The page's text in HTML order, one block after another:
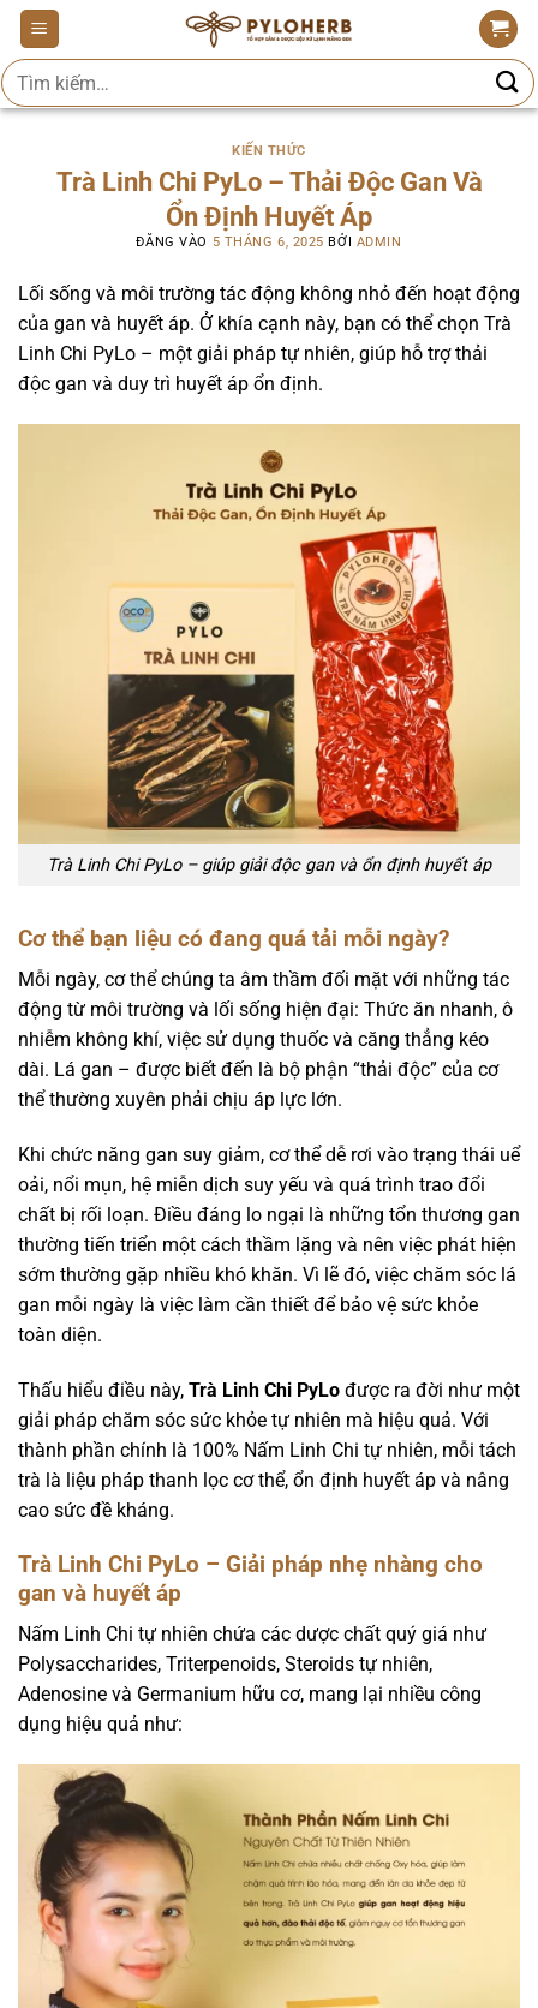
Bỏ
qua
nội
dung
Tìm
kiếm:
KIẾN THỨC
Trà Linh Chi PyLo – Thải Độc Gan Và
Ổn Định Huyết Áp
ĐĂNG VÀO 5 THÁNG 6, 2025 BỞI ADMIN
Lối sống và môi trường tác động không nhỏ đến hoạt động
của gan và huyết áp. Ở khía cạnh này, bạn có thể chọn Trà
Linh Chi PyLo – một giải pháp tự nhiên, giúp hỗ trợ thải
độc gan và duy trì huyết áp ổn định.
Trà Linh Chi PyLo – giúp giải độc gan và ổn định huyết áp
Cơ thể bạn liệu có đang quá tải mỗi ngày?
Mỗi ngày, cơ thể chúng ta âm thầm đối mặt với những tác
động từ môi trường và lối sống hiện đại: Thức ăn nhanh, ô
nhiễm không khí, việc sử dụng thuốc và căng thẳng kéo
dài. Lá gan – được biết đến là bộ phận “thải độc” của cơ
thể thường xuyên phải chịu áp lực lớn.
Khi chức năng gan suy giảm, cơ thể dễ rơi vào trạng thái uể
oải, nổi mụn, hệ miễn dịch suy yếu và quá trình trao đổi
chất bị rối loạn. Điều đáng lo ngại là những tổn thương gan
thường tiến triển một cách thầm lặng và nên việc phát hiện
sớm thường gặp nhiều khó khăn. Vì lẽ đó, việc chăm sóc lá
gan mỗi ngày là việc làm cần thiết để bảo vệ sức khỏe
toàn diện.
Thấu hiểu điều này, Trà Linh Chi PyLo được ra đời như một
giải pháp chăm sóc sức khỏe tự nhiên mà hiệu quả. Với
thành phần chính là 100% Nấm Linh Chi tự nhiên, mỗi tách
trà là liệu pháp thanh lọc cơ thể, ổn định huyết áp và nâng
cao sức đề kháng.
Trà Linh Chi PyLo – Giải pháp nhẹ nhàng cho
gan và huyết áp
Nấm Linh Chi tự nhiên chứa các dược chất quý giá như
Polysaccharides, Triterpenoids, Steroids tự nhiên,
Adenosine và Germanium hữu cơ, mang lại nhiều công
dụng hiệu quả như: